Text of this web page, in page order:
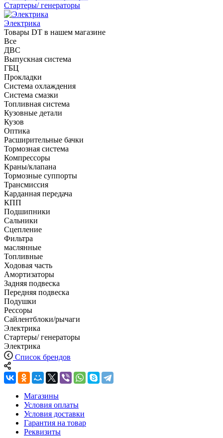
Стартеры/ генераторы
Электрика
Товары DT в нашем магазине
Все
ДВС
Выпускная система
ГБЦ
Прокладки
Система охлаждения
Система смазки
Топливная система
Кузовные детали
Кузов
Оптика
Расширительные бачки
Тормозная система
Компрессоры
Краны/клапана
Тормозные суппорты
Трансмиссия
Карданная передача
КПП
Подшипники
Сальники
Сцепление
Фильтра
маслянные
Топливные
Ходовая часть
Амортизаторы
Задняя подвеска
Передняя подвеска
Подушки
Рессоры
Сайлентблоки/рычаги
Электрика
Стартеры/ генераторы
Электрика
Список брендов
Магазины
Условия оплаты
Условия доставки
Гарантия на товар
Реквизиты